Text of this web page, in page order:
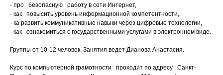
- про безопасную работу в сети Интернет,
- как повысить уровень информационной компетентности,
- ка развить коммуникативные навыки через цифровые технологии,
- как ознакомиться с государственными услугами в электронном виде.
Группы от 10-12 человек. Занятия ведет Дианова Анастасия.
Курс по компьютерной грамотности проходит по адресу : Санкт-